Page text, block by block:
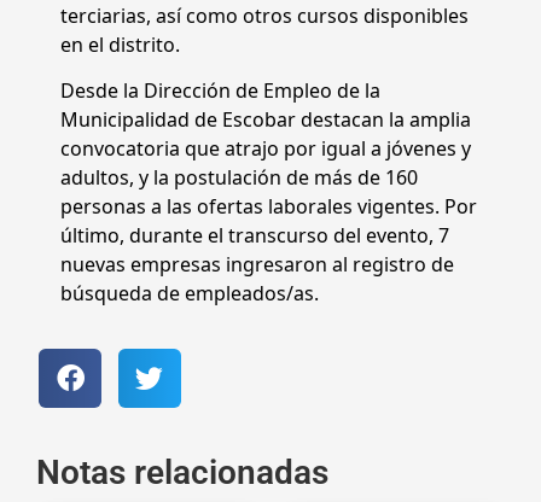
terciarias, así como otros cursos disponibles
en el distrito.
Desde la Dirección de Empleo de la
Municipalidad de Escobar destacan la amplia
convocatoria que atrajo por igual a jóvenes y
adultos, y la postulación de más de 160
personas a las ofertas laborales vigentes. Por
último, durante el transcurso del evento, 7
nuevas empresas ingresaron al registro de
búsqueda de empleados/as.
Notas relacionadas